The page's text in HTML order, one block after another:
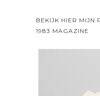
BEKIJK HIER MIJN
1983 MAGAZINE